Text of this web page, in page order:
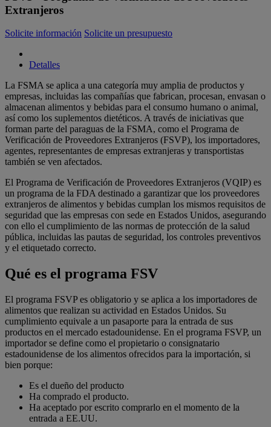
Extranjeros
Solicite información Solicite un presupuesto
Detalles
La FSMA se aplica a una categoría muy amplia de productos y
empresas, incluidas las compañías que fabrican, procesan, envasan o
almacenan alimentos y bebidas para el consumo humano o animal,
así como los suplementos dietéticos. A través de iniciativas que
forman parte del paraguas de la FSMA, como el Programa de
Verificación de Proveedores Extranjeros (FSVP), los importadores,
agentes, representantes de empresas extranjeras y transportistas
también se ven afectados.
El Programa de Verificación de Proveedores Extranjeros (VQIP) es
un programa de la FDA destinado a garantizar que los proveedores
extranjeros de alimentos y bebidas cumplan los mismos requisitos de
seguridad que las empresas con sede en Estados Unidos, asegurando
con ello el cumplimiento de las normas de protección de la salud
pública, incluidas las pautas de seguridad, los controles preventivos
y el etiquetado correcto.
Qué es el programa FSV
El programa FSVP es obligatorio y se aplica a los importadores de
alimentos que realizan su actividad en Estados Unidos. Su
cumplimiento equivale a un pasaporte para la entrada de sus
productos en el mercado estadounidense. En el programa FSVP, un
importador se define como el propietario o consignatario
estadounidense de los alimentos ofrecidos para la importación, si
bien porque:
Es el dueño del producto
Ha comprado el producto.
Ha aceptado por escrito comprarlo en el momento de la
entrada a EE.UU.